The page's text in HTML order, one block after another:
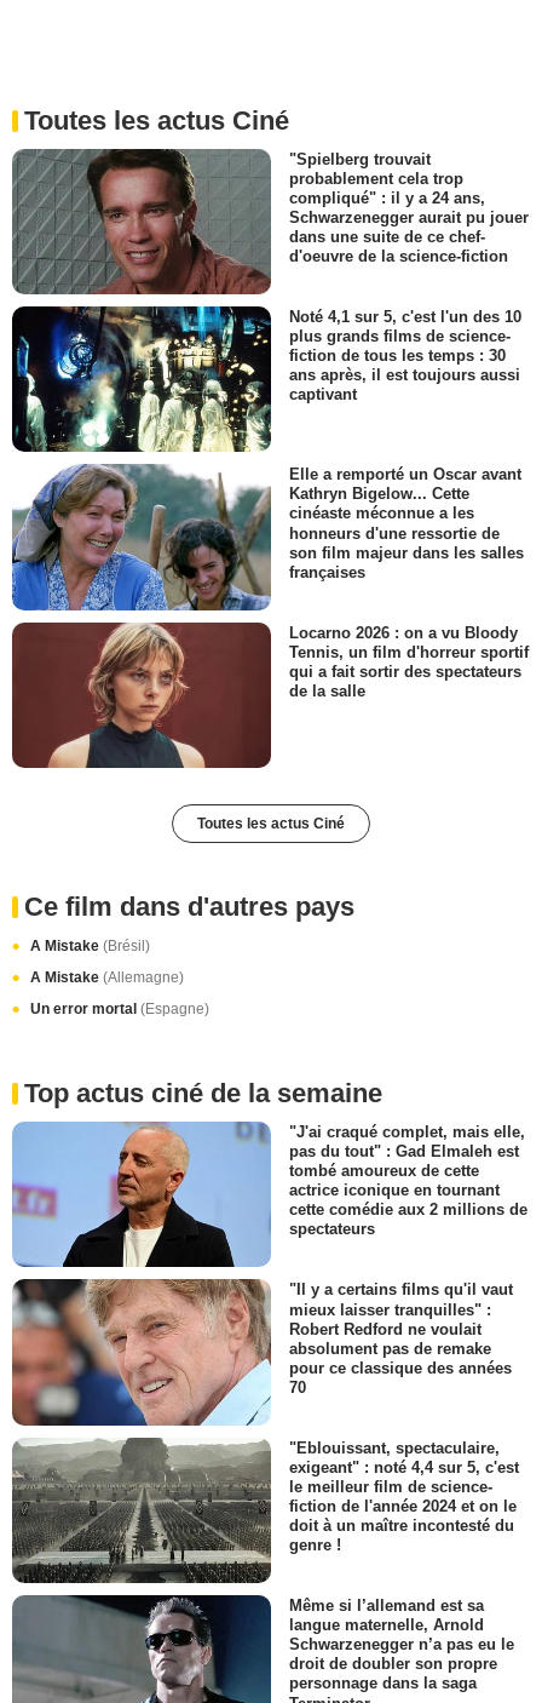
Toutes les actus Ciné
"Spielberg trouvait
probablement cela trop
compliqué" : il y a 24 ans,
Schwarzenegger aurait pu jouer
dans une suite de ce chef-
d'oeuvre de la science-fiction
Noté 4,1 sur 5, c'est l'un des 10
plus grands films de science-
fiction de tous les temps : 30
ans après, il est toujours aussi
captivant
Elle a remporté un Oscar avant
Kathryn Bigelow... Cette
cinéaste méconnue a les
honneurs d'une ressortie de
son film majeur dans les salles
françaises
Locarno 2026 : on a vu Bloody
Tennis, un film d'horreur sportif
qui a fait sortir des spectateurs
de la salle
Toutes les actus Ciné
Ce film dans d'autres pays
A Mistake (Brésil)
A Mistake (Allemagne)
Un error mortal (Espagne)
Top actus ciné de la semaine
"J'ai craqué complet, mais elle,
pas du tout" : Gad Elmaleh est
tombé amoureux de cette
actrice iconique en tournant
cette comédie aux 2 millions de
spectateurs
"Il y a certains films qu'il vaut
mieux laisser tranquilles" :
Robert Redford ne voulait
absolument pas de remake
pour ce classique des années
70
"Eblouissant, spectaculaire,
exigeant" : noté 4,4 sur 5, c'est
le meilleur film de science-
fiction de l'année 2024 et on le
doit à un maître incontesté du
genre !
Même si l’allemand est sa
langue maternelle, Arnold
Schwarzenegger n’a pas eu le
droit de doubler son propre
personnage dans la saga